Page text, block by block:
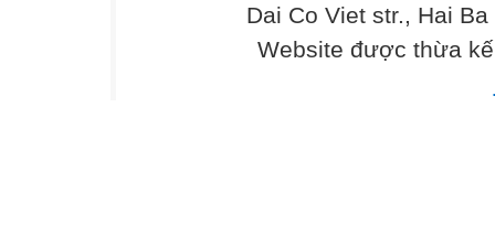
Dai Co Viet str., Hai
Website được thừa